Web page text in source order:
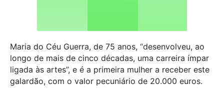
Maria do Céu Guerra, de 75 anos, “desenvolveu, ao
longo de mais de cinco décadas, uma carreira ímpar
ligada às artes”, e é a primeira mulher a receber este
galardão, com o valor pecuniário de 20.000 euros.